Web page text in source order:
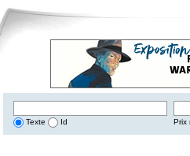
Texte Id Prix